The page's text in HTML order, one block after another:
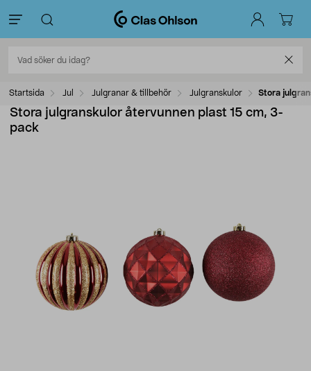
Startsida Jul Julgranar & tillbehör Julgranskulor Stora
Stora julgranskulor återvunnen plast 15 cm, 3-
pack